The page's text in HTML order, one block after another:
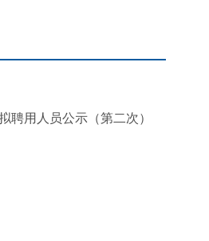
用人员公示（第二次）